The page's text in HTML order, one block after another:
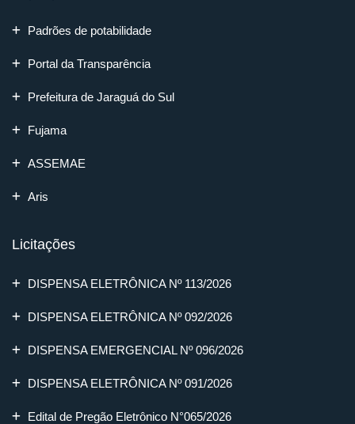
Padrões de potabilidade
Portal da Transparência
Prefeitura de Jaraguá do Sul
Fujama
ASSEMAE
Aris
Licitações
DISPENSA ELETRÔNICA Nº 113/2026
DISPENSA ELETRÔNICA Nº 092/2026
DISPENSA EMERGENCIAL Nº 096/2026
DISPENSA ELETRÔNICA Nº 091/2026
Edital de Pregão Eletrônico N°065/2026